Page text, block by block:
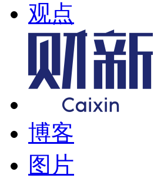
观点
博客
图片